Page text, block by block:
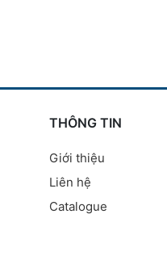
THÔNG TIN
Giới thiệu
Liên hệ
Catalogue